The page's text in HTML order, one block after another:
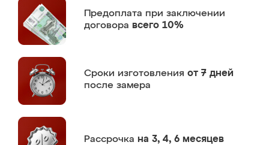
Предоплата при заключении
договора всего 10%
Сроки изготовления от 7 дней
после замера
Рассрочка на 3, 4, 6 месяцев